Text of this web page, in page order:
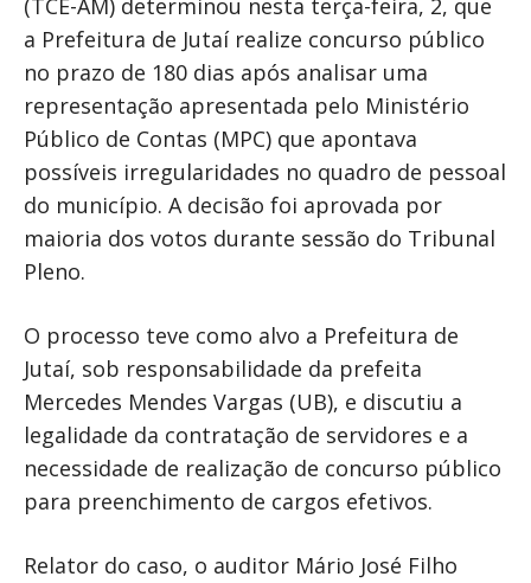
(TCE-AM) determinou nesta terça-feira, 2, que
a Prefeitura de Jutaí realize concurso público
no prazo de 180 dias após analisar uma
representação apresentada pelo Ministério
Público de Contas (MPC) que apontava
possíveis irregularidades no quadro de pessoal
do município. A decisão foi aprovada por
maioria dos votos durante sessão do Tribunal
Pleno.
O processo teve como alvo a Prefeitura de
Jutaí, sob responsabilidade da prefeita
Mercedes Mendes Vargas (UB), e discutiu a
legalidade da contratação de servidores e a
necessidade de realização de concurso público
para preenchimento de cargos efetivos.
Relator do caso, o auditor Mário José Filho